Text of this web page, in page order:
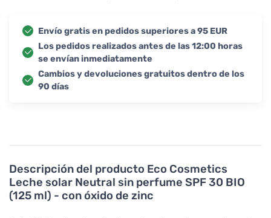
Descripción del producto Eco Cosmetics
Leche solar Neutral sin perfume SPF 30 BIO
(125 ml) - con óxido de zinc
Envío gratis en pedidos superiores a 95 EUR
Los pedidos realizados antes de las 12:00 horas
se envían inmediatamente
Cambios y devoluciones gratuitos dentro de los
90 días